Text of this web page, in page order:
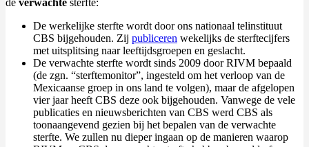
De werkelijke sterfte wordt door ons nationaal telinstituut
CBS bijgehouden. Zij publiceren wekelijks de sterftecijfers
met uitsplitsing naar leeftijdsgroepen en geslacht.
De verwachte sterfte wordt sinds 2009 door RIVM bepaald
(de zgn. “sterftemonitor”, ingesteld om het verloop van de
Mexicaanse groep in ons land te volgen), maar de afgelopen
vier jaar heeft CBS deze ook bijgehouden. Vanwege de vele
publicaties en nieuwsberichten van CBS werd CBS als
toonaangevend gezien bij het bepalen van de verwachte
sterfte. We zullen nu dieper ingaan op de manieren waarop